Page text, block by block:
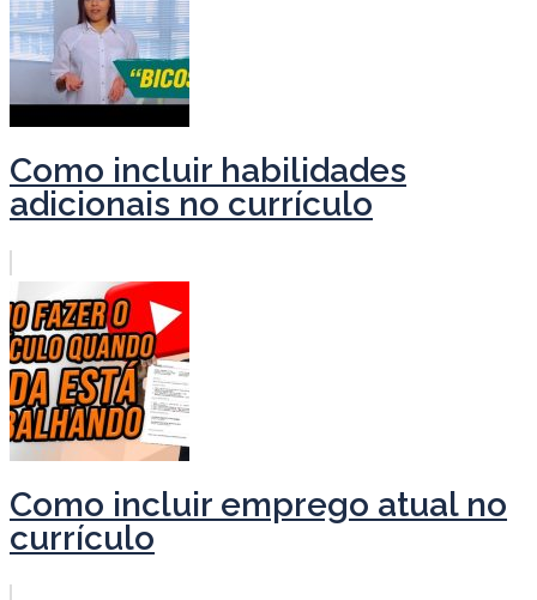
Como incluir habilidades
adicionais no currículo
Como incluir emprego atual no
currículo